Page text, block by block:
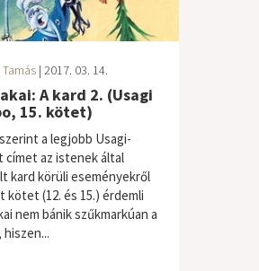
| 2017. 03. 14.
A kard 2. (Usagi
15. kötet)
a legjobb Usagi-
az istenek által
kard körüli eseményekről
kötet (12. és 15.) érdemli
nem bánik szűkmarkúan a
hiszen...